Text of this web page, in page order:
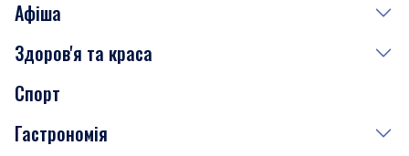
Афіша
Сьогодні
Завтра
Субота
Здоров'я та краса
Медицина
Краса
Спорт
Гастрономія